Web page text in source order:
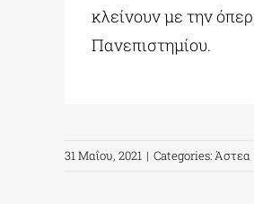
κλείνουν με την
Πανεπιστημίου.
31 Μαΐου, 2021 | Categories:Άστεα